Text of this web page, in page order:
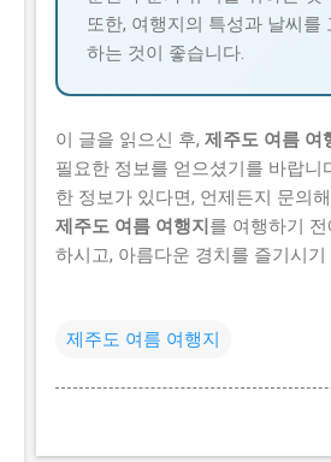
또한, 여행지의 특성과 날씨를
하는 것이 좋습니다.
이 글을 읽으신 후, 제주도 여름 여
필요한 정보를 얻으셨기를 바랍니
한 정보가 있다면, 언제든지 문의
제주도 여름 여행지 를 여행하기
하시고, 아름다운 경치를 즐기시기
제주도 여름 여행지